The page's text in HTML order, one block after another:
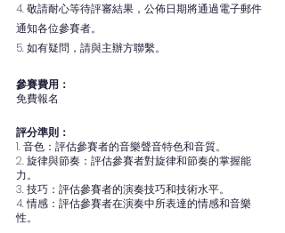
4. 敬請耐心等待評審結果，公佈日期將通過電子郵件
通知各位參賽者。
5. 如有疑問，請與主辦方聯繫。
參賽費用：
免費報名
評分準則：
1. 音色：評估參賽者的音樂聲音特色和音質。
2. 旋律與節奏：評估參賽者對旋律和節奏的掌握能
力。
3. 技巧：評估參賽者的演奏技巧和技術水平。
4. 情感：評估參賽者在演奏中所表達的情感和音樂
性。